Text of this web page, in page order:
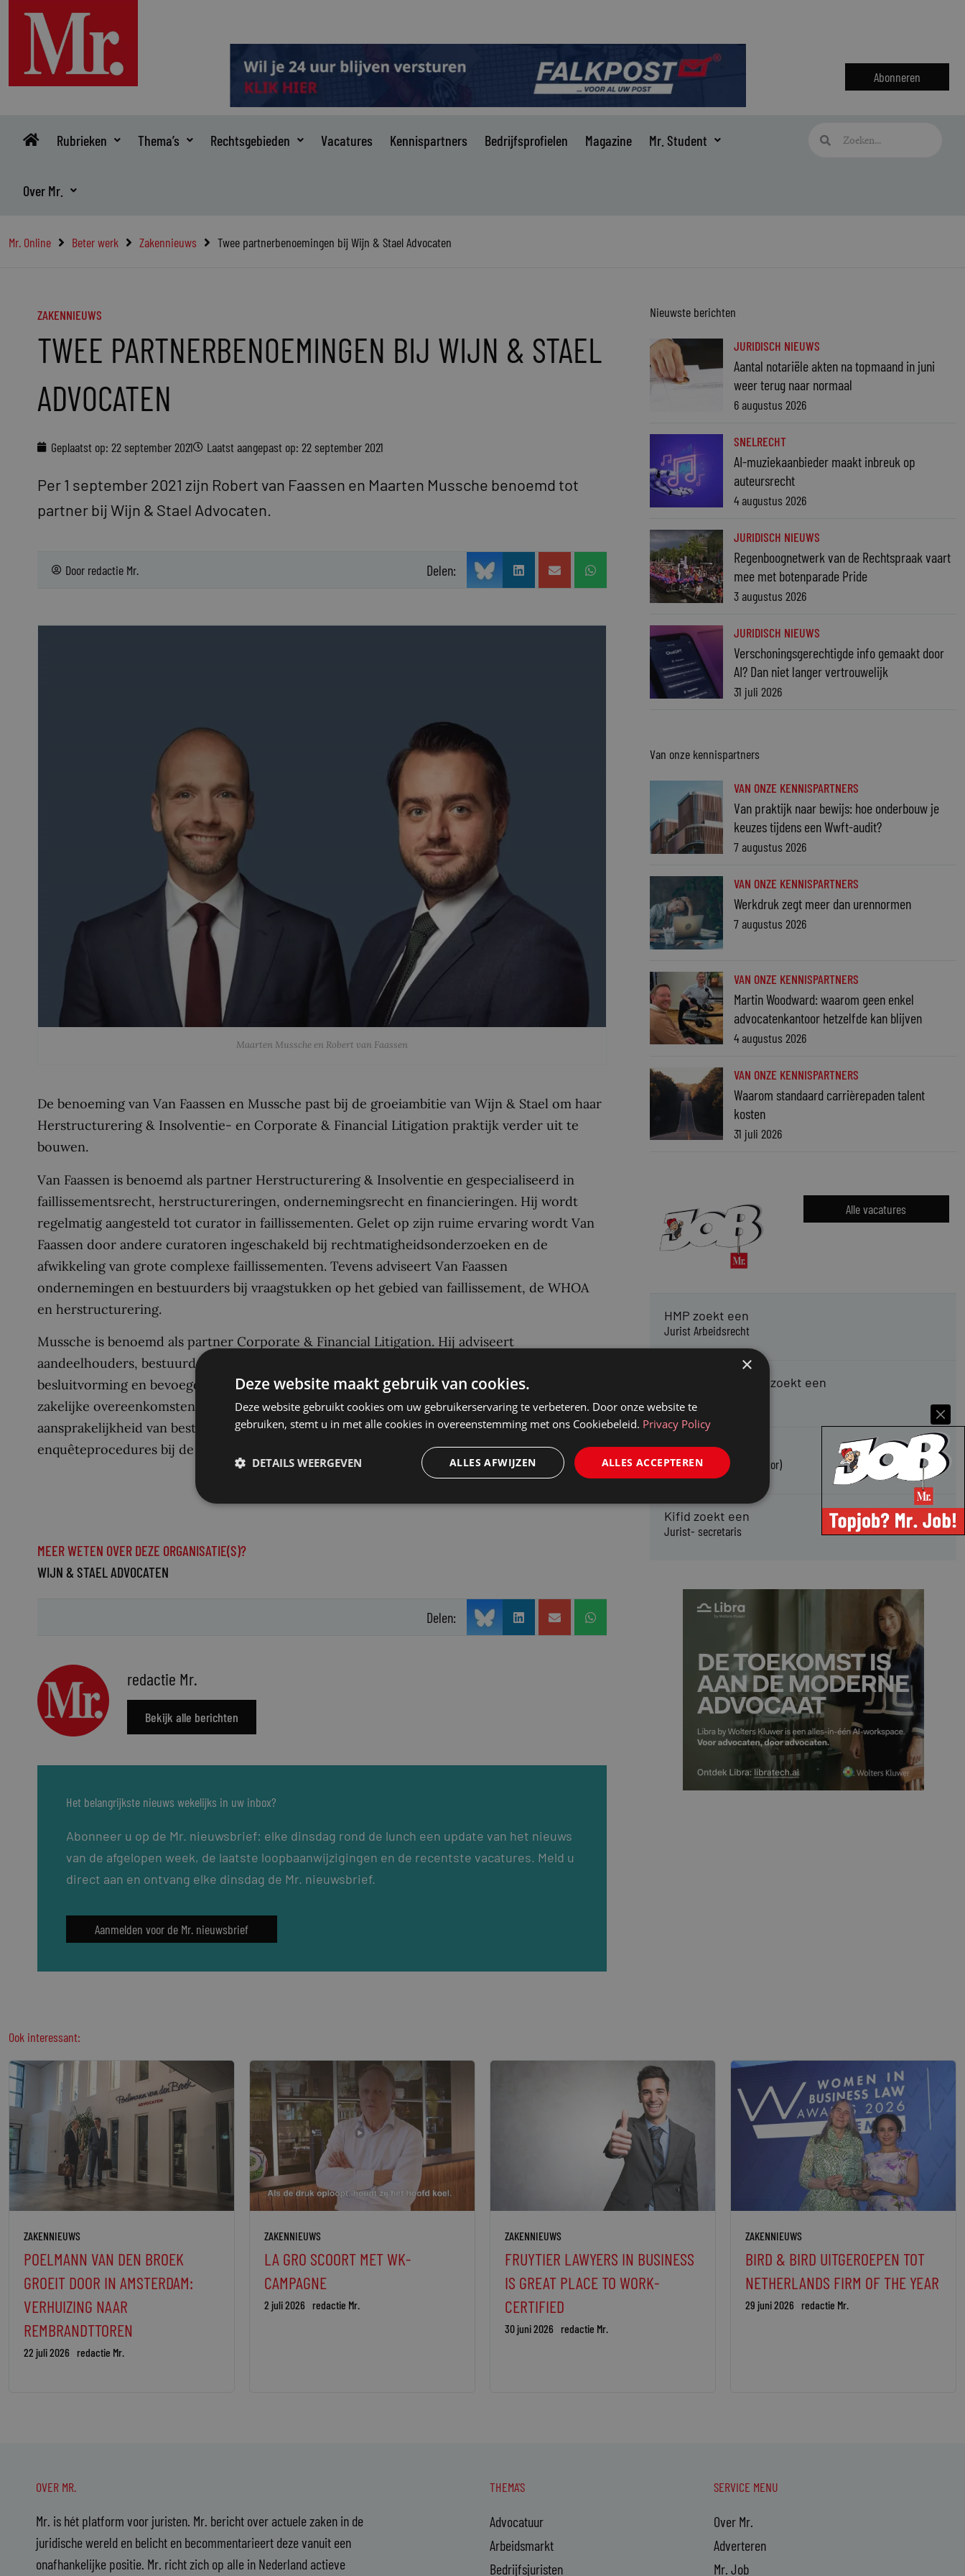
inhoud
Abonneren
Rubrieken Thema’s Rechtsgebieden Vacatures Kennispartners Bedrijfsprofielen Magazine Mr. Student
Over Mr.
Zoeken
Mr. Online Beter werk Zakennieuws Twee partnerbenoemingen bij Wijn & Stael Advocaten
ZAKENNIEUWS
TWEE PARTNERBENOEMINGEN BIJ WIJN & STAEL
ADVOCATEN
Geplaatst op: 22 september 2021 Laatst aangepast op: 22 september 2021
Per 1 september 2021 zijn Robert van Faassen en Maarten Mussche benoemd tot
partner bij Wijn & Stael Advocaten.
Door redactie Mr. Delen:
Maarten Mussche en Robert van Faassen
De benoeming van Van Faassen en Mussche past bij de groeiambitie van Wijn & Stael om haar
Herstructurering & Insolventie- en Corporate & Financial Litigation praktijk verder uit te
bouwen.
Van Faassen is benoemd als partner Herstructurering & Insolventie en gespecialiseerd in
faillissementsrecht, herstructureringen, ondernemingsrecht en financieringen. Hij wordt
regelmatig aangesteld tot curator in faillissementen. Gelet op zijn ruime ervaring wordt Van
Faassen door andere curatoren ingeschakeld bij rechtmatigheidsonderzoeken en de
afwikkeling van grote complexe faillissementen. Tevens adviseert Van Faassen
ondernemingen en bestuurders bij vraagstukken op het gebied van faillissement, de WHOA
en herstructurering.
Mussche is benoemd als partner Corporate & Financial Litigation. Hij adviseert
aandeelhouders, bestuurders en ondernemingen in (dreigende) conflictsituaties over
besluitvorming en bevoegdheidsverdeling. Mussche heeft ruime ervaring in procedures over
zakelijke overeenkomsten, overnamegeschillen, aandeelhoudersconflicten en
aansprakelijkheid van bestuurders en toezichthouders. Hij procedeert regelmatig in
enquêteprocedures bij de Ondernemingskamer.
MEER WETEN OVER DEZE ORGANISATIE(S)?
WIJN & STAEL ADVOCATEN
Delen:
redactie Mr.
Bekijk alle berichten
Het belangrijkste nieuws wekelijks in uw inbox?
Abonneer u op de Mr. nieuwsbrief: elke dinsdag rond de lunch een update van het nieuws
van de afgelopen week, de laatste loopbaanwijzigingen en de recentste vacatures. Meld u
direct aan en ontvang elke dinsdag de Mr. nieuwsbrief.
Aanmelden voor de Mr. nieuwsbrief
Nieuwste berichten
JURIDISCH NIEUWS
Aantal notariële akten na topmaand in juni
weer terug naar normaal
6 augustus 2026
SNELRECHT
AI-muziekaanbieder maakt inbreuk op
auteursrecht
4 augustus 2026
JURIDISCH NIEUWS
Regenboognetwerk van de Rechtspraak vaart
mee met botenparade Pride
3 augustus 2026
JURIDISCH NIEUWS
Verschoningsgerechtigde info gemaakt door
AI? Dan niet langer vertrouwelijk
31 juli 2026
Van onze kennispartners
VAN ONZE KENNISPARTNERS
Van praktijk naar bewijs: hoe onderbouw je
keuzes tijdens een Wwft-audit?
7 augustus 2026
VAN ONZE KENNISPARTNERS
Werkdruk zegt meer dan urennormen
7 augustus 2026
VAN ONZE KENNISPARTNERS
Martin Woodward: waarom geen enkel
advocatenkantoor hetzelfde kan blijven
4 augustus 2026
VAN ONZE KENNISPARTNERS
Waarom standaard carrièrepaden talent
kosten
31 juli 2026
Alle vacatures
HMP zoekt een
Jurist Arbeidsrecht
Gemeente Meppel zoekt een
CAOP zoekt een
Juridisch adviseur (junior)
Kifid zoekt een
Jurist- secretaris
Ook interessant:
ZAKENNIEUWS
POELMANN VAN DEN BROEK
GROEIT DOOR IN AMSTERDAM:
VERHUIZING NAAR
REMBRANDTTOREN
22 juli 2026 redactie Mr.
ZAKENNIEUWS
LA GRO SCOORT MET WK-
CAMPAGNE
2 juli 2026 redactie Mr.
ZAKENNIEUWS
FRUYTIER LAWYERS IN BUSINESS
IS GREAT PLACE TO WORK-
CERTIFIED
30 juni 2026 redactie Mr.
ZAKENNIEUWS
BIRD & BIRD UITGEROEPEN TOT
NETHERLANDS FIRM OF THE YEAR
29 juni 2026 redactie Mr.
OVER MR.
Mr. is hét platform voor juristen. Mr. bericht over actuele zaken in de
juridische wereld en belicht en becommentarieert deze vanuit een
onafhankelijke positie. Mr. richt zich op alle in Nederland actieve
THEMA'S
Advocatuur
Arbeidsmarkt
Bedrijfsjuristen
SERVICE MENU
Over Mr.
Adverteren
Mr. Job
×
Deze website maakt gebruik van cookies.
Deze website gebruikt cookies om uw gebruikerservaring te verbeteren. Door onze website te
gebruiken, stemt u in met alle cookies in overeenstemming met ons Cookiebeleid. Privacy Policy
ALLES ACCEPTEREN
ALLES AFWIJZEN
DETAILS WEERGEVEN